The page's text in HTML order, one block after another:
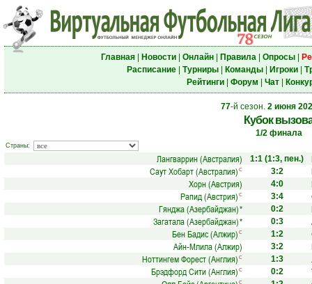
Главная| Новости| Онлайн| Правила| Опросы|
Расписание| Турниры| Команды| Игроки|
Рейтинги| Форум Чат|
77-й сезон. 2 июня
Кубок
1/2 финала
Страны:
Лангваррин (Австралия) 1:1 (1:3, пен.)
Саут Хобарт (Австралия) с 3:2
Хорн (Австрия)
4:0
Рапид (Австрия) с 3:4
Гянджа (Азербайджан)* 0:2
Загатала (Азербайджан)* 0:3
Бен Бадис (Алжир) с 1:2
Айн-Млила (Алжир)
3:2
Ноттингем Форест (Англия) с 1:3
Брэдфорд Сити (Англия) с 0:2
с